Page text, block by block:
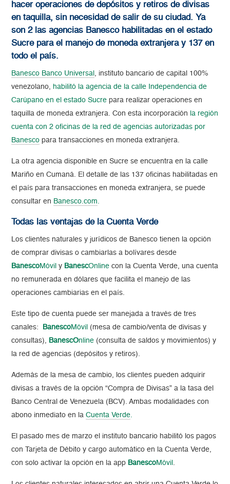
hacer operaciones de depósitos y retiros de divisas
en taquilla, sin necesidad de salir de su ciudad. Ya
son 2 las agencias Banesco habilitadas en el estado
Sucre para el manejo de moneda extranjera y 137 en
todo el país.
Banesco Banco Universal , instituto bancario de capital 100%
venezolano, habilitó la agencia de la calle Independencia de
Carúpano en el estado Sucre para realizar operaciones en
taquilla de moneda extranjera. Con esta incorporación la región
cuenta con 2 oficinas de la red de agencias autorizadas por
Banesco para transacciones en moneda extranjera.
La otra agencia disponible en Sucre se encuentra en la calle
Mariño en Cumaná. El detalle de las 137 oficinas habilitadas en
el país para transacciones en moneda extranjera, se puede
consultar en Banesco.com.
Todas las ventajas de la Cuenta Verde
Los clientes naturales y jurídicos de Banesco tienen la opción
de comprar divisas o cambiarlas a bolívares desde
BanescoMóvil y BanescOnline con la Cuenta Verde, una cuenta
no remunerada en dólares que facilita el manejo de las
operaciones cambiarias en el país.
Este tipo de cuenta puede ser manejada a través de tres
canales:
BanescoMóvil (mesa de cambio/venta de divisas y
consultas), BanescOnline (consulta de saldos y movimientos) y
la red de agencias (depósitos y retiros).
Además de la mesa de cambio, los clientes pueden adquirir
divisas a través de la opción “Compra de Divisas” a la tasa del
Banco Central de Venezuela (BCV). Ambas modalidades con
abono inmediato en laCuenta Verde.
El pasado mes de marzo el instituto bancario habilitó los pagos
con Tarjeta de Débito y cargo automático en la Cuenta Verde,
con solo activar la opción en la app BanescoMóvil .